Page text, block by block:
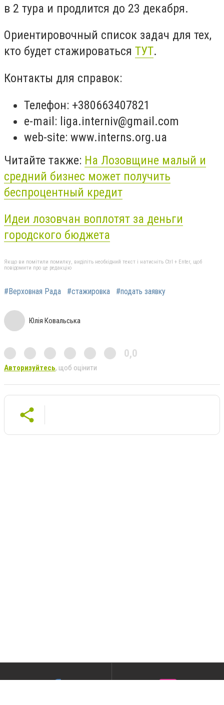
в 2 тура и продлится до 23 декабря.
Ориентировочный список задач для тех,
кто будет стажироваться ТУТ.
Контакты для справок:
Телефон: +380663407821
e-mail: liga.interniv@gmail.com
web-site: www.interns.org.ua
Читайте также: На Лозовщине малый и
средний бизнес может получить
беспроцентный кредит
Идеи лозовчан воплотят за деньги
городского бюджета
Якщо ви помітили помилку, виділіть необхідний текст і натисніть Ctrl + Enter, щоб
повідомити про це редакцію
#Верховная Рада #стажировка #подать заявку
Юлія Ковальська
0,0
Авторизуйтесь, щоб оцінити